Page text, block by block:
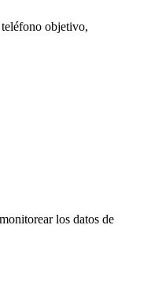
objetivo,
los datos de